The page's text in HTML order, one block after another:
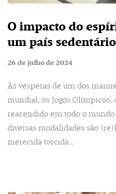
O impacto do
um país sedentário
26 de julho de 2024
Às vésperas de um dos
mundial, os Jogos
reacendido em todo o
diversas modalidades são
merecida torcida…